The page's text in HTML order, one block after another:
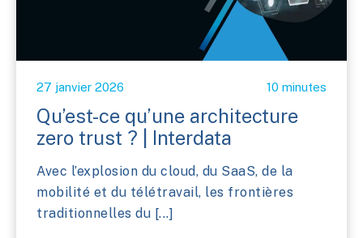
27 janvier 2026 10 minutes
Qu’est-ce qu’une architecture
zero trust ? | Interdata
Avec l’explosion du cloud, du SaaS, de la
mobilité et du télétravail, les frontières
traditionnelles du [...]